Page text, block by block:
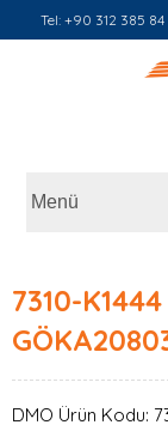
Tel: +90 312 385
7310-
DMO Ürün Kodu: